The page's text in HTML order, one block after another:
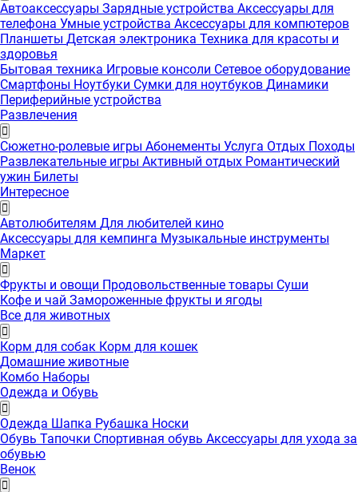
Автоаксессуары Зарядные устройства Аксессуары для
телефона Умные устройства Аксессуары для компютеров
Планшеты Детская электроника Техника для красоты и
здоровья
Бытовая техника Игровые консоли Сетевое оборудование
Смартфоны Ноутбуки Сумки для ноутбуков Динамики
Периферийные устройства
Развлечения
Сюжетно-ролевые игры Абонементы Услуга Отдых Походы
Развлекательные игры Активный отдых Романтический
ужин Билеты
Интересноe
Автолюбителям Для любителей кино
Аксессуары для кемпинга Музыкальные инструменты
Маркет
Фрукты и овощи Продовольственные товары Суши
Кофе и чай Замороженные фрукты и ягоды
Все для животных
Корм для собак Корм для кошек
Домашние животные
Комбо Наборы
Одежда и Обувь
Одежда Шапка Рубашка Носки
Обувь Тапочки Спортивная обувь Аксессуары для ухода за
обувью
Венок